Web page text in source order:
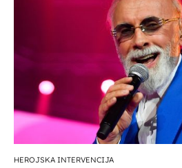
HEROJSKA INTERVENCIJA